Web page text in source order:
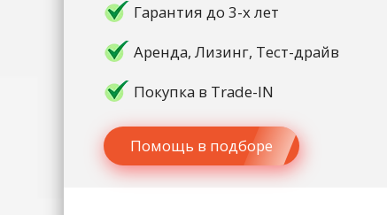
Гарантия до 3-х лет
Аренда, Лизинг, Тест-драйв
Покупка в Trade-IN
Помощь в подборе